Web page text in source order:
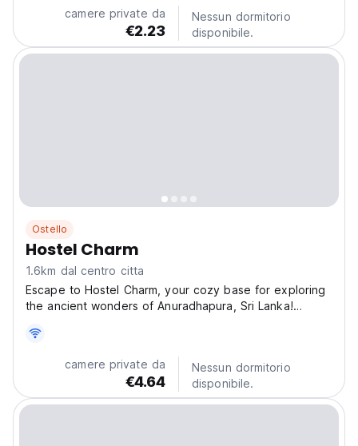
camere private da
€2.23
Nessun dormitorio
disponibile.
Ostello
Hostel Charm
1.6km dal centro citta
Escape to Hostel Charm, your cozy base for exploring
the ancient wonders of Anuradhapura, Sri Lanka!
hostel offers a vibrant atmosphere perfect for
backpackers and travelers seeking an authentic Sri
Lankan...camere private da
€4.64
Nessun dormitorio
disponibile.